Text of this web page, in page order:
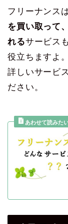
フリーナンスは
を買い取って
れるサービス
役立ちますよ。
詳しいサービ
ださい。